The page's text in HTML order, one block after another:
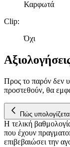
δικτύωσης,
Καρφωτά
Clip:
Όχι
Προς το παρόν δεν
προστεθούν, θα
Πώς
Η τελική
που έχουν
επιβεβαιώσει την